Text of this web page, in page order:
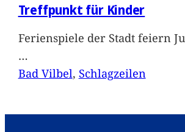
Treffpunkt für Kinder
Ferienspiele der Stadt feiern
…
Bad Vilbel, Schlagzeilen